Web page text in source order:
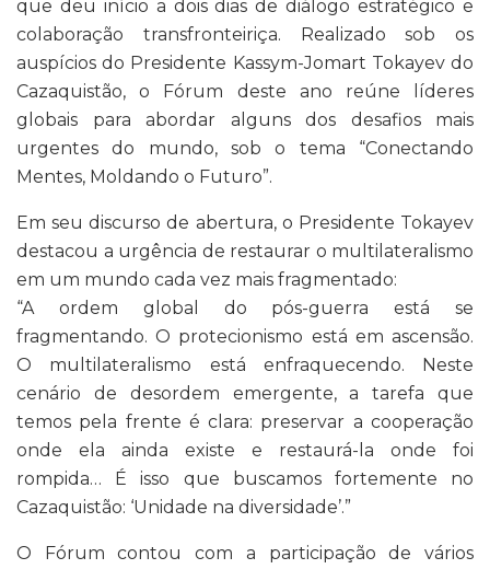
que deu início a dois dias de diálogo estratégico e
colaboração transfronteiriça. Realizado sob os
auspícios do Presidente Kassym-Jomart Tokayev do
Cazaquistão, o Fórum deste ano reúne líderes
globais para abordar alguns dos desafios mais
urgentes do mundo, sob o tema “Conectando
Mentes, Moldando o Futuro”.
Em seu discurso de abertura, o Presidente Tokayev
destacou a urgência de restaurar o multilateralismo
em um mundo cada vez mais fragmentado:
“A ordem global do pós-guerra está se
fragmentando. O protecionismo está em ascensão.
O multilateralismo está enfraquecendo. Neste
cenário de desordem emergente, a tarefa que
temos pela frente é clara: preservar a cooperação
onde ela ainda existe e restaurá-la onde foi
rompida… É isso que buscamos fortemente no
Cazaquistão: ‘Unidade na diversidade’.”
O Fórum contou com a participação de vários